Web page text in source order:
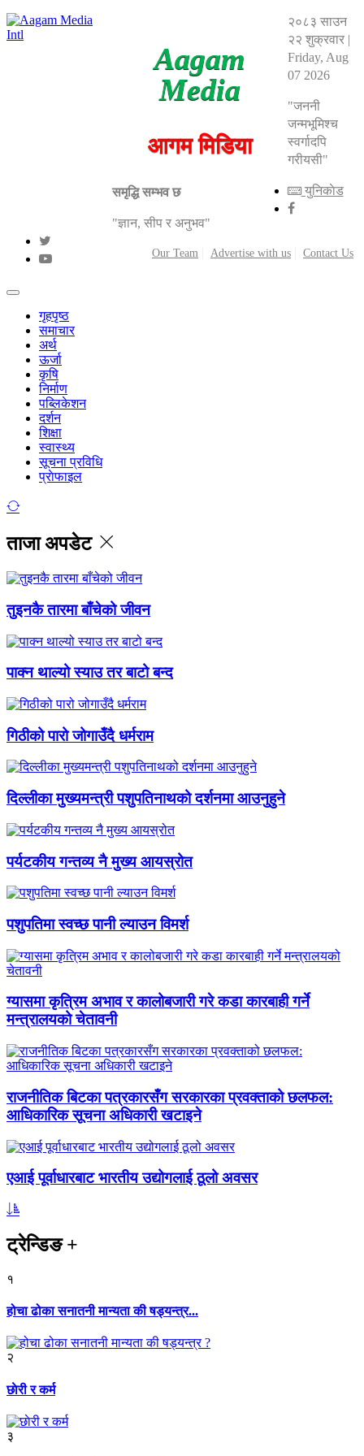
Aagam
Media
आगम मिडिया
समृद्धि सम्भव छ
"ज्ञान, सीप र अनुभव"
Our Team Advertise with us Contact Us
२०८३ साउन
२२ शुक्रवार|
Friday, Aug
07 2026
"जननी
जन्मभूमिश्च
स्वर्गादपि
गरीयसी"
युनिकाेड
गृहपृष्ठ
समाचार
अर्थ
ऊर्जा
कृषि
निर्माण
पब्लिकेशन
दर्शन
शिक्षा
स्वास्थ्य
सूचना प्रविधि
प्राेफाइल
ताजा अपडेट
तुइनकै तारमा बाँचेको जीवन
पाक्न थाल्यो स्याउ तर बाटो बन्द
गिठीको पारो जोगाउँदै धर्मराम
दिल्लीका मुख्यमन्त्री पशुपतिनाथको दर्शनमा आउनुहुने
पर्यटकीय गन्तव्य नै मुख्य आयस्रोत
पशुपतिमा स्वच्छ पानी ल्याउन विमर्श
ग्यासमा कृत्रिम अभाव र कालोबजारी गरे कडा कारबाही गर्ने
मन्त्रालयको चेतावनी
राजनीतिक बिटका पत्रकारसँग सरकारका प्रवक्ताको छलफल:
आधिकारिक सूचना अधिकारी खटाइने
एआई पूर्वाधारबाट भारतीय उद्योगलाई ठूलो अवसर
ट्रेन्डिङ+
१
होचा ढोका सनातनी मान्यता की षड्यन्त्र...
२
छाेरी र कर्म
३